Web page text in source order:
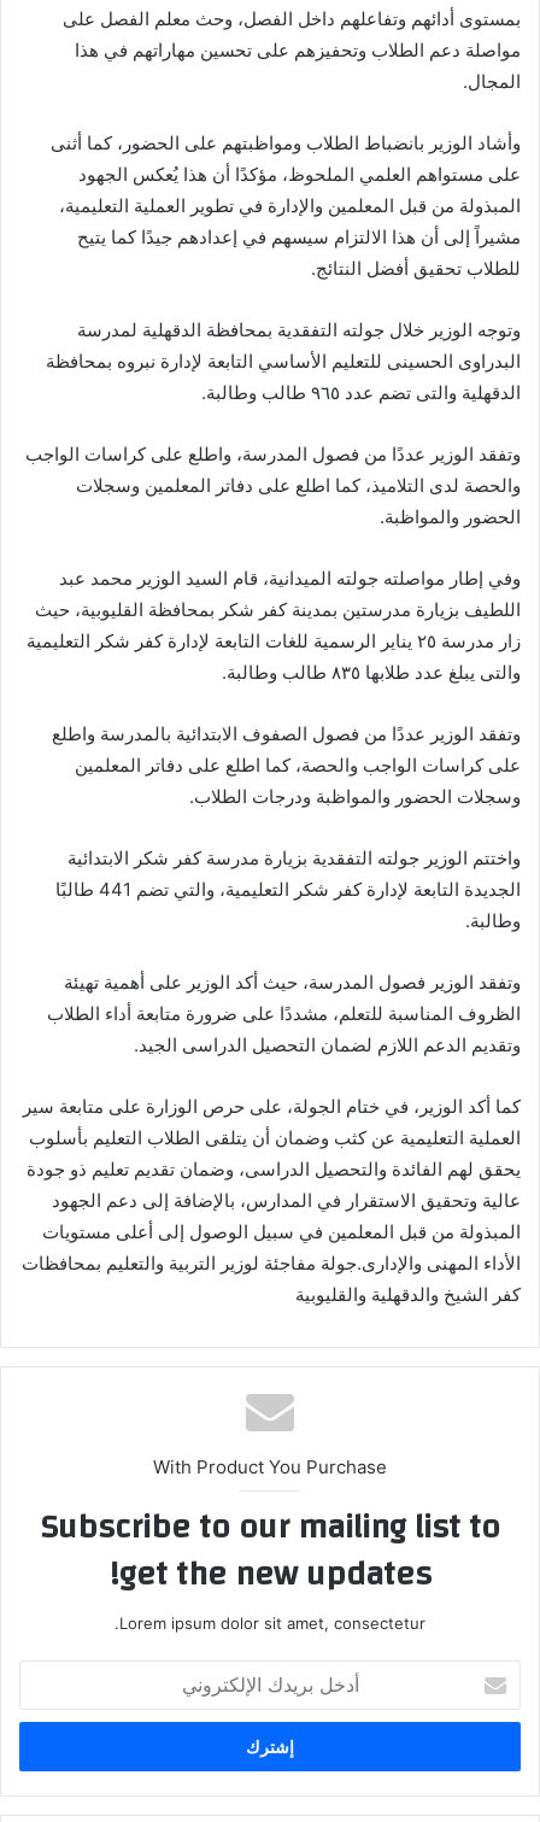
بمستوى أدائهم وتفاعلهم داخل الفصل، وحث معلم الفصل على
مواصلة دعم الطلاب وتحفيزهم على تحسين مهاراتهم في هذا
المجال.
وأشاد الوزير بانضباط الطلاب ومواظبتهم على الحضور، كما أثنى
على مستواهم العلمي الملحوظ، مؤكدًا أن هذا يُعكس الجهود
المبذولة من قبل المعلمين والإدارة في تطوير العملية التعليمية،
مشيراً إلى أن هذا الالتزام سيسهم في إعدادهم جيدًا كما يتيح
للطلاب تحقيق أفضل النتائج.
وتوجه الوزير خلال جولته التفقدية بمحافظة الدقهلية لمدرسة
البدراوى الحسينى للتعليم الأساسي التابعة لإدارة نبروه بمحافظة
الدقهلية والتى تضم عدد ٩٦٥ طالب وطالبة.
وتفقد الوزير عددًا من فصول المدرسة، واطلع على كراسات الواجب
والحصة لدى التلاميذ، كما اطلع على دفاتر المعلمين وسجلات
الحضور والمواظبة.
وفي إطار مواصلته جولته الميدانية، قام السيد الوزير محمد عبد
اللطيف بزيارة مدرستين بمدينة كفر شكر بمحافظة القليوبية، حيث
زار مدرسة ٢٥ يناير الرسمية للغات التابعة لإدارة كفر شكر التعليمية
والتى يبلغ عدد طلابها ٨٣٥ طالب وطالبة.
وتفقد الوزير عددًا من فصول الصفوف الابتدائية بالمدرسة واطلع
على كراسات الواجب والحصة، كما اطلع على دفاتر المعلمين
وسجلات الحضور والمواظبة ودرجات الطلاب.
واختتم الوزير جولته التفقدية بزيارة مدرسة كفر شكر الابتدائية
الجديدة التابعة لإدارة كفر شكر التعليمية، والتي تضم 441 طالبًا
وطالبة.
وتفقد الوزير فصول المدرسة، حيث أكد الوزير على أهمية تهيئة
الظروف المناسبة للتعلم، مشددًا على ضرورة متابعة أداء الطلاب
وتقديم الدعم اللازم لضمان التحصيل الدراسى الجيد.
كما أكد الوزير، في ختام الجولة، على حرص الوزارة على متابعة سير
العملية التعليمية عن كثب وضمان أن يتلقى الطلاب التعليم بأسلوب
يحقق لهم الفائدة والتحصيل الدراسى، وضمان تقديم تعليم ذو جودة
عالية وتحقيق الاستقرار في المدارس، بالإضافة إلى دعم الجهود
المبذولة من قبل المعلمين في سبيل الوصول إلى أعلى مستويات
الأداء المهنى والإدارى.جولة مفاجئة لوزير التربية والتعليم بمحافظات
كفر الشيخ والدقهلية والقليوبية
With Product You Purchase
Subscribe to our mailing list to
get the new updates!
Lorem ipsum dolor sit amet, consectetur.
بريدك
الإلكتروني